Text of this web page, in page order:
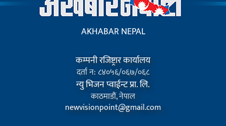
AKHABAR NEPAL
कम्पनी रजिष्ट्रार कार्यालय
दर्ता न: ८४०५६/०६७/०६८
न्यु भिजन प्वाईन्ट प्रा. लि.
काठमाडौं, नेपाल
newvisionpoint@gmail.com